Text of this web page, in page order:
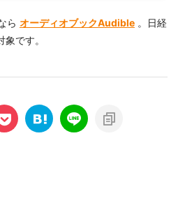
ら オーディオブックAudible。日経
です。